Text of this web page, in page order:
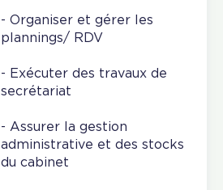
- Organiser et gérer les
plannings/ RDV
- Exécuter des travaux de
secrétariat
- Assurer la gestion
administrative et des stocks
du cabinet